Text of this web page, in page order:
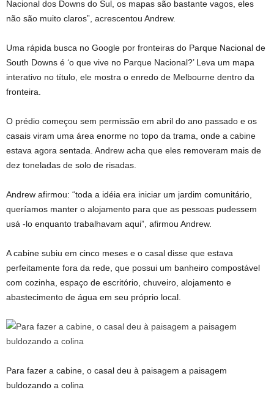
Nacional dos Downs do Sul, os mapas são bastante vagos, eles
não são muito claros”, acrescentou Andrew.
Uma rápida busca no Google por fronteiras do Parque Nacional de
South Downs é ‘o que vive no Parque Nacional?’ Leva um mapa
interativo no título, ele mostra o enredo de Melbourne dentro da
fronteira.
O prédio começou sem permissão em abril do ano passado e os
casais viram uma área enorme no topo da trama, onde a cabine
estava agora sentada. Andrew acha que eles removeram mais de
dez toneladas de solo de risadas.
Andrew afirmou: “toda a idéia era iniciar um jardim comunitário,
queríamos manter o alojamento para que as pessoas pudessem
usá -lo enquanto trabalhavam aqui”, afirmou Andrew.
A cabine subiu em cinco meses e o casal disse que estava
perfeitamente fora da rede, que possui um banheiro compostável
com cozinha, espaço de escritório, chuveiro, alojamento e
abastecimento de água em seu próprio local.
Para fazer a cabine, o casal deu à paisagem a paisagem
buldozando a colina